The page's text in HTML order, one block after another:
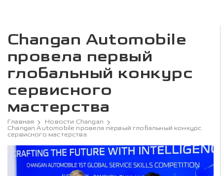
Changan Automobile
провела первый
глобальный конкурс
сервисного
мастерства
Главная
Новости Changan
Changan Automobile провела первый глобальный конкурс
сервисного мастерства